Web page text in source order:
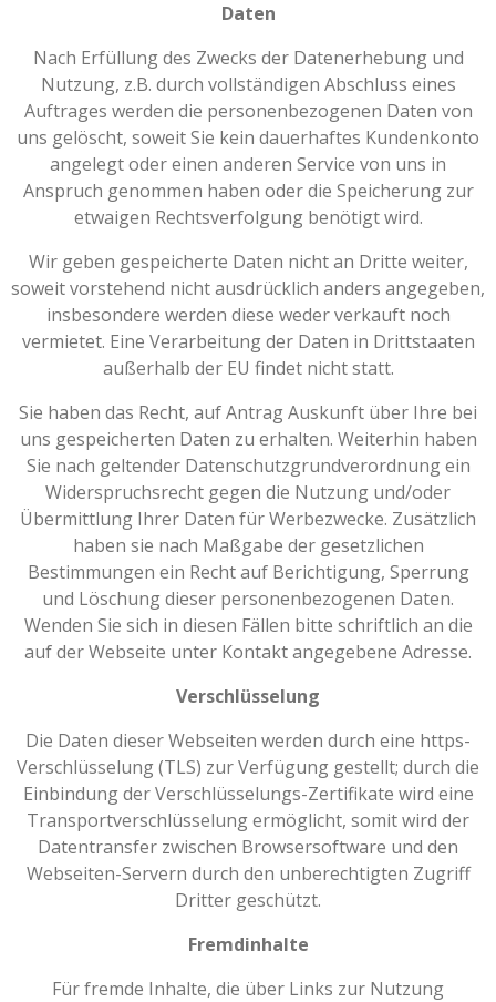
Daten
Nach Erfüllung des Zwecks der Datenerhebung und
Nutzung, z.B. durch vollständigen Abschluss eines
Auftrages werden die personenbezogenen Daten von
uns gelöscht, soweit Sie kein dauerhaftes Kundenkonto
angelegt oder einen anderen Service von uns in
Anspruch genommen haben oder die Speicherung zur
etwaigen Rechtsverfolgung benötigt wird.
Wir geben gespeicherte Daten nicht an Dritte weiter,
soweit vorstehend nicht ausdrücklich anders angegeben,
insbesondere werden diese weder verkauft noch
vermietet. Eine Verarbeitung der Daten in Drittstaaten
außerhalb der EU findet nicht statt.
Sie haben das Recht, auf Antrag Auskunft über Ihre bei
uns gespeicherten Daten zu erhalten. Weiterhin haben
Sie nach geltender Datenschutzgrundverordnung ein
Widerspruchsrecht gegen die Nutzung und/oder
Übermittlung Ihrer Daten für Werbezwecke. Zusätzlich
haben sie nach Maßgabe der gesetzlichen
Bestimmungen ein Recht auf Berichtigung, Sperrung
und Löschung dieser personenbezogenen Daten.
Wenden Sie sich in diesen Fällen bitte schriftlich an die
auf der Webseite unter Kontakt angegebene Adresse.
Verschlüsselung
Die Daten dieser Webseiten werden durch eine https-
Verschlüsselung (TLS) zur Verfügung gestellt; durch die
Einbindung der Verschlüsselungs-Zertifikate wird eine
Transportverschlüsselung ermöglicht, somit wird der
Datentransfer zwischen Browsersoftware und den
Webseiten-Servern durch den unberechtigten Zugriff
Dritter geschützt.
Fremdinhalte
Für fremde Inhalte, die über Links zur Nutzung